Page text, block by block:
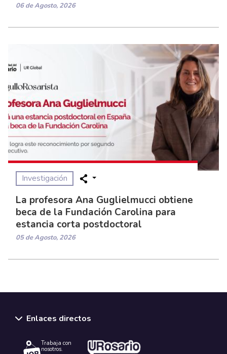
06 de Agosto, 2026
Investigación
La profesora Ana Guglielmucci obtiene
beca de la Fundación Carolina para
estancia corta postdoctoral
05 de Agosto, 2026
Enlaces directos
Trabaja con
nosotros.